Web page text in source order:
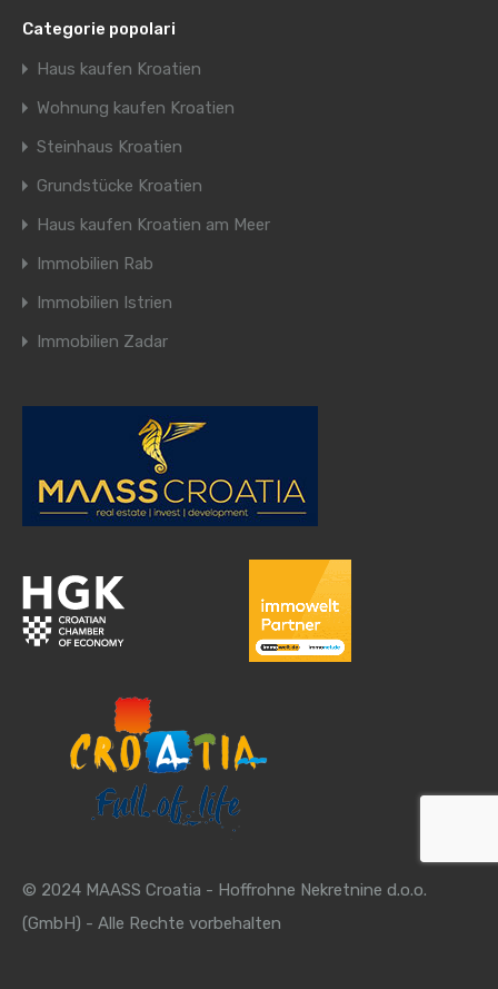
Categorie popolari
Haus kaufen Kroatien
Wohnung kaufen Kroatien
Steinhaus Kroatien
Grundstücke Kroatien
Haus kaufen Kroatien am Meer
Immobilien Rab
Immobilien Istrien
Immobilien Zadar
© 2024 MAASS Croatia - Hoffrohne Nekretnine d.o.o.
(GmbH) - Alle Rechte vorbehalten